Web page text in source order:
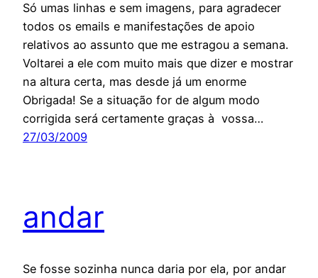
Só umas linhas e sem imagens, para agradecer
todos os emails e manifestações de apoio
relativos ao assunto que me estragou a semana.
Voltarei a ele com muito mais que dizer e mostrar
na altura certa, mas desde já um enorme
Obrigada! Se a situação for de algum modo
corrigida será certamente graças à vossa…
27/03/2009
andar
Se fosse sozinha nunca daria por ela, por andar